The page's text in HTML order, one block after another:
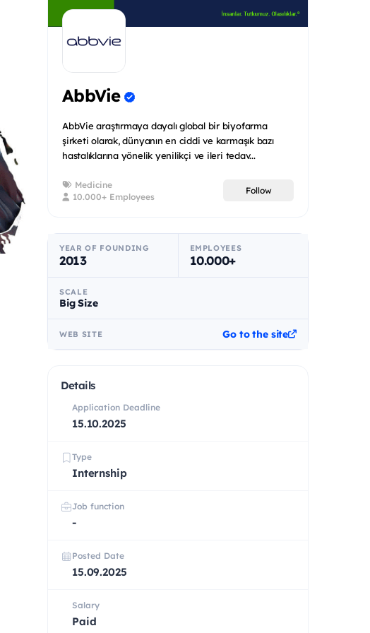
AbbVie
AbbVie araştırmaya dayalı global bir biyofarma
şirketi olarak, dünyanın en ciddi ve karmaşık bazı
hastalıklarına yönelik yenilikçi ve ileri tedav...
Medicine
10.000+ Employees
Follow
YEAR OF FOUNDING
2013
EMPLOYEES
10.000+
SCALE
Big Size
WEB SITE Go to the site
Details
Application Deadline
15.10.2025
Type
Internship
Job function
-
Posted Date
15.09.2025
Salary
Paid